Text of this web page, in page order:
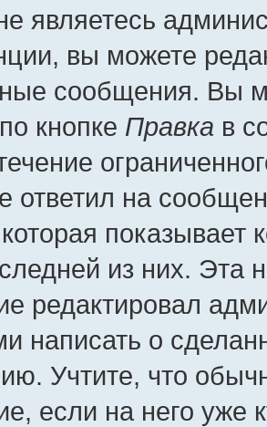
являетесь
вы можете
сообщения. Вы
кнопке Правка в
ответил на
показывает
из них. Эта
редактировал
написать о
Учтите, что
если на него уже